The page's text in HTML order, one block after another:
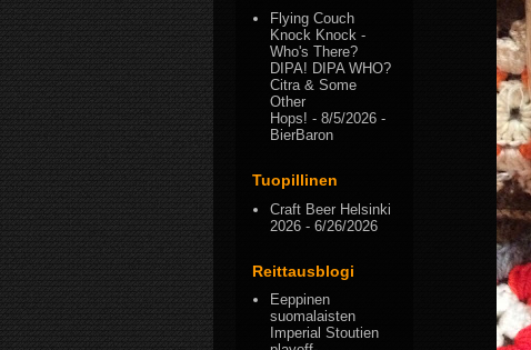
Flying Couch
Knock Knock -
Who's There?
DIPA! DIPA WHO?
Citra & Some
Other
Hops! - 8/5/2026 -
BierBaron
Tuopillinen
Craft Beer Helsinki
2026 - 6/26/2026
Reittausblogi
Eeppinen
suomalaisten
Imperial Stoutien